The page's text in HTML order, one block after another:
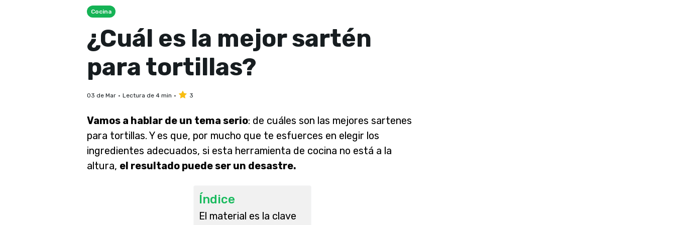
Cocina
¿Cuál es la mejor sartén
para tortillas?
03 de Mar Lectura de 4 min 3
Vamos a hablar de un tema serio: de cuáles son las mejores sartenes
para tortillas. Y es que, por mucho que te esfuerces en elegir los
ingredientes adecuados, si esta herramienta de cocina no está a la
altura, el resultado puede ser un desastre.
Índice
El material es la clave